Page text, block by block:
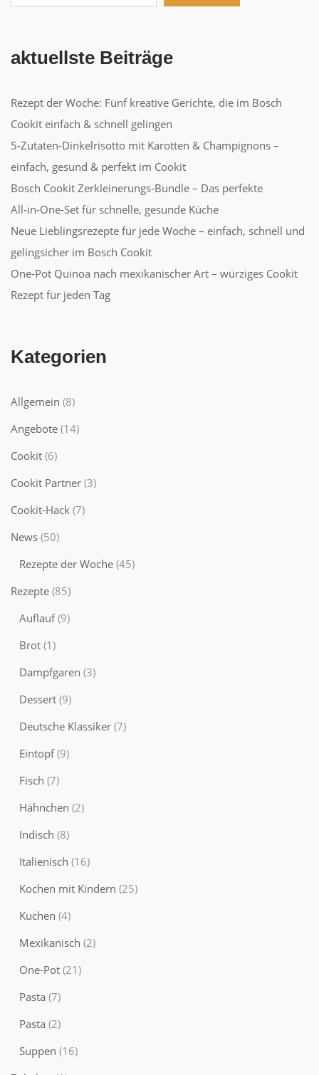
aktuellste Beiträge
Rezept der Woche: Fünf kreative Gerichte, die im Bosch
Cookit einfach & schnell gelingen
5‑Zutaten‑Dinkelrisotto mit Karotten & Champignons –
einfach, gesund & perfekt im Cookit
Bosch Cookit Zerkleinerungs‑Bundle – Das perfekte
All‑in‑One‑Set für schnelle, gesunde Küche
Neue Lieblingsrezepte für jede Woche – einfach, schnell und
gelingsicher im Bosch Cookit
One‑Pot Quinoa nach mexikanischer Art – würziges Cookit
Rezept für jeden Tag
Kategorien
Allgemein (8)
Angebote (14)
Cookit (6)
Cookit Partner (3)
Cookit-Hack (7)
News (50)
Rezepte der Woche (45)
Rezepte (85)
Auflauf(9)
Brot (1)
Dampfgaren (3)
Dessert (9)
Deutsche Klassiker (7)
Eintopf(9)
Fisch (7)
Hähnchen (2)
Indisch (8)
Italienisch (16)
Kochen mit Kindern (25)
Kuchen (4)
Mexikanisch (2)
One-Pot (21)
Pasta (7)
Pasta (2)
Suppen (16)